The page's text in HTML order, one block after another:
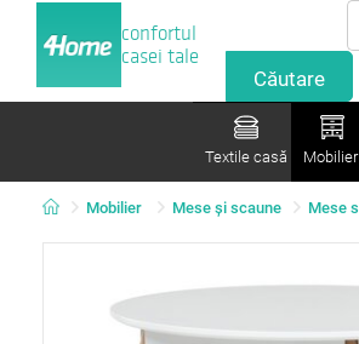
confortul
casei tale
Textile casă Mobilier
Mobilier Mese şi scaune Mese